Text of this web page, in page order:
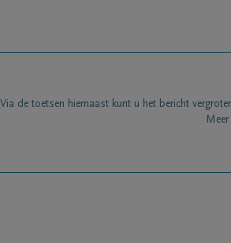
Via de toetsen hiernaast kunt u het bericht